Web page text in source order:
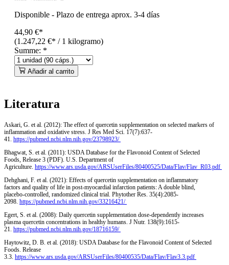
Disponible - Plazo de entrega aprox. 3-4 días
44,90 €*
(1.247,22 €* / 1 kilogramo)
Summe: *
Añadir al carrito
Literatura
Askari, G. et al. (2012): The effect of quercetin supplementation on selected markers of
inflammation and oxidative stress. J Res Med Sci. 17(7):637-
41. https://pubmed.ncbi.nlm.nih.gov/23798923/
Bhagwat, S. et al. (2011): USDA Database for the Flavonoid Content of Selected
Foods, Release 3 (PDF). U.S. Department of
Agriculture. https://www.ars.usda.gov/ARSUserFiles/80400525/Data/Flav/Flav_R03.pdf
Dehghani, F. et al. (2021): Effects of quercetin supplementation on inflammatory
factors and quality of life in post-myocardial infarction patients: A double blind,
placebo-controlled, randomized clinical trial. Phytother Res. 35(4):2085-
2098. https://pubmed.ncbi.nlm.nih.gov/33216421/
Egert, S. et al. (2008): Daily quercetin supplementation dose-dependently increases
plasma quercetin concentrations in healthy humans. J Nutr. 138(9):1615-
21. https://pubmed.ncbi.nlm.nih.gov/18716159/
Haytowitz, D. B. et al. (2018): USDA Database for the Flavonoid Content of Selected
Foods. Release
3.3. https://www.ars.usda.gov/ARSUserFiles/80400535/Data/Flav/Flav3.3.pdf